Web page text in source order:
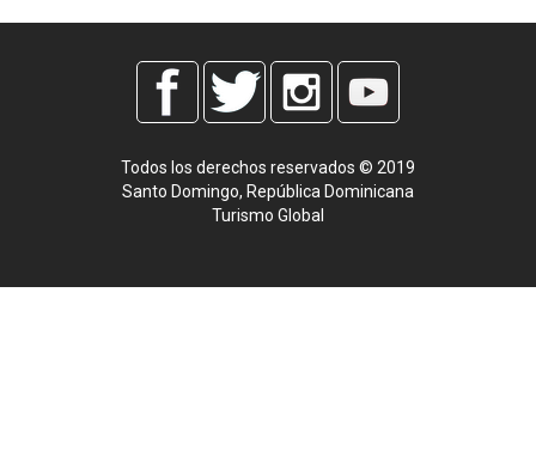
Todos los derechos reservados © 2019
Santo Domingo, República Dominicana
Turismo Global